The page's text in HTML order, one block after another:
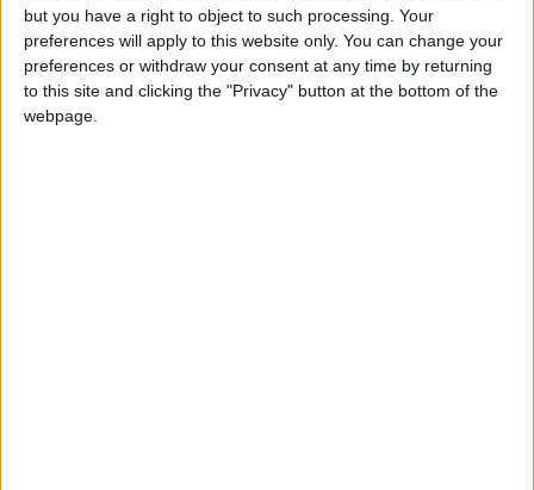
but you have a right to object to such processing. Your
preferences will apply to this website only. You can change your
preferences or withdraw your consent at any time by returning
to this site and clicking the "Privacy" button at the bottom of the
webpage.
au
projet
Insider sur mon temps de travail. Depuis, ce projet de test
deWindows, ici en version 11, est rythmé par le cycle de l'insider
Preview Builds, maintenant du canal Dev (Dev Channel): quelle joie de
pouvoir tester les nouvelles fonctionnalités en avant première ! Cet article,
peut être la traduction en français de l’article original d’Amanda Langowski
et Brandon LeBlanc :https://blogs.windows.com/windows-
insider/2024/10/25/announcing-windows-11-insider-preview-build-26120-